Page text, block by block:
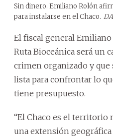
Sin dinero. Emiliano Rolón
para instalarse en el Chaco.
El fiscal general
Ruta Bioceánica será un
crimen organizado y
lista para confrontar lo
tiene presupuesto.
“El Chaco es el territorio
una extensión